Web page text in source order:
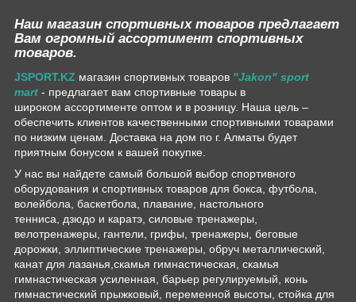
Наш магазин спортивных товаров предлагает
Вам огромный ассортимент спортивных
товаров.
JSPORT.KZ магазин спортивных товаров "Jakon" sport
mart - предлагает вам спортивные товары в
широком ассортименте оптом и в розницу. Наша цель –
обеспечить клиентов качественными спортивными товарами
по низким ценам. Доставка на дом по г. Алматы будет
приятным бонусом к вашей покупке.
У нас вы найдете самый большой выбор спортивного
оборудования и спортивных товаров для бокса, футбола,
волейбола, баскетбола, плавание, настольного
тенниса, дзюдо и каратэ, силовые тренажеры,
велотренажеры, гантели, грифы, тренажеры, беговые
дорожки, эллиптические тренажеры, обруч металлический,
канат для лазанья,скамья гимнастическая, скамья
гимнастическая усиленная, барьер регулируемый, конь
гимнастический прыжковый, переменной высоты, стойка для